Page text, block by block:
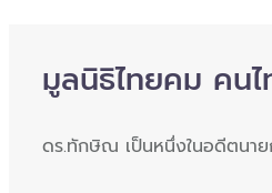
มูลนิธิไทยคม คนไ
ดร.ทักษิณ เป็นหนึ่งในอดีตนา